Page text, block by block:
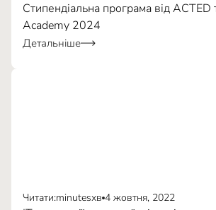
Варіант 1
Стипендіальна програма від ACTED
Academy 2024
Детальніше
Читати:minutesхв 4 жовтня, 2022